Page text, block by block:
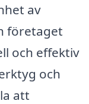
av
företaget
och effektiv
och
att